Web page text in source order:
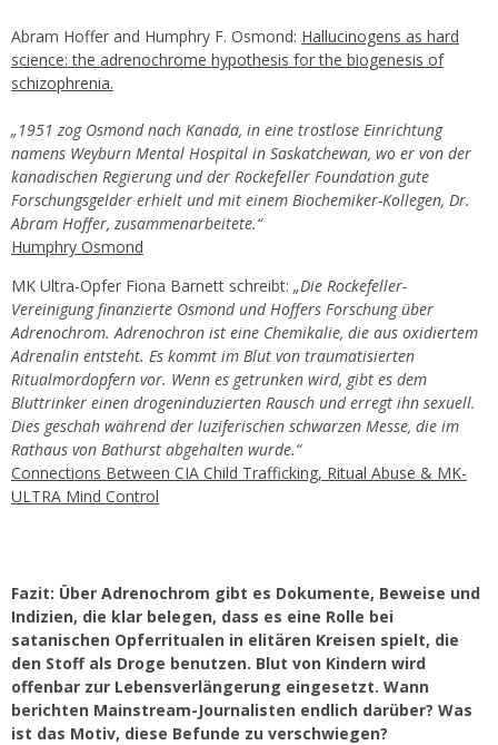
Abram Hoffer and Humphry F. Osmond: Hallucinogens as hard
science: the adrenochrome hypothesis for the biogenesis of
schizophrenia.
„1951 zog Osmond nach Kanada, in eine trostlose Einrichtung
namens Weyburn Mental Hospital in Saskatchewan, wo er von der
kanadischen Regierung und der Rockefeller Foundation gute
Forschungsgelder erhielt und mit einem Biochemiker-Kollegen, Dr.
Abram Hoffer, zusammenarbeitete.“
Humphry Osmond
MK Ultra-Opfer Fiona Barnett schreibt: „Die Rockefeller-
Vereinigung finanzierte Osmond und Hoffers Forschung über
Adrenochrom. Adrenochron ist eine Chemikalie, die aus oxidiertem
Adrenalin entsteht. Es kommt im Blut von traumatisierten
Ritualmordopfern vor. Wenn es getrunken wird, gibt es dem
Bluttrinker einen drogeninduzierten Rausch und erregt ihn sexuell.
Dies geschah während der luziferischen schwarzen Messe, die im
Rathaus von Bathurst abgehalten wurde.“
Connections Between CIA Child Trafficking, Ritual Abuse & MK-
ULTRA Mind Control
Fazit: Über Adrenochrom gibt es Dokumente, Beweise und
Indizien, die klar belegen, dass es eine Rolle bei
satanischen Opferritualen in elitären Kreisen spielt, die
den Stoff als Droge benutzen. Blut von Kindern wird
offenbar zur Lebensverlängerung eingesetzt. Wann
berichten Mainstream-Journalisten endlich darüber? Was
ist das Motiv, diese Befunde zu verschwiegen?